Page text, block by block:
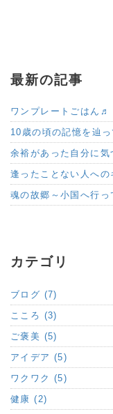
最新の記事
ワンプレートごはん♬
10歳の頃の記憶を辿
余裕があった自分に気
逢ったことない人への
魂の故郷～小国へ行っ
カテゴリ
ブログ (7)
こころ (3)
ご褒美 (5)
アイデア (5)
ワクワク (5)
健康 (2)